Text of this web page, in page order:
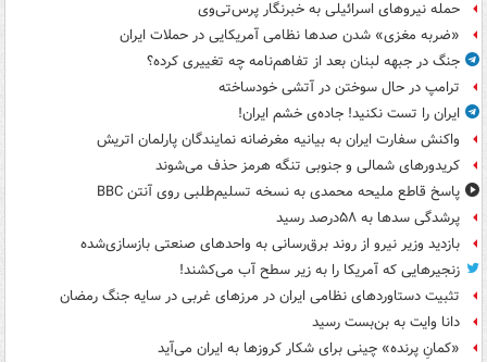
حمله نیروهای اسرائیلی به خبرنگار پرس‌تی‌وی
«ضربه مغزی» شدن صدها نظامی آمریکایی در حملات ایران
جنگ در جبهه لبنان بعد از تفاهم‌نامه چه تغییری کرده؟
ترامپ در حال سوختن در آتشی خودساخته
ایران را تست نکنید! جاده‌ی خشم ایران!
واکنش سفارت ایران به بیانیه مغرضانه نمایندگان پارلمان اتریش
کریدورهای شمالی و جنوبی تنگه هرمز حذف می‌شوند
پاسخ قاطع ملیحه محمدی به نسخه تسلیم‌طلبی روی آنتن BBC
پرشدگی سدها به ۵۸درصد رسید
بازدید وزیر نیرو از روند برق‌رسانی به واحدهای صنعتی بازسازی‌شده
زنجیرهایی که آمریکا را به زیر سطح آب می‌کشند!
تثبیت دستاوردهای نظامی ایران در مرزهای غربی در سایه جنگ رمضان
دانا وایت به بن‌بست رسید
«کمانِ پرنده» چینی برای شکار کروزها به ایران می‌آید